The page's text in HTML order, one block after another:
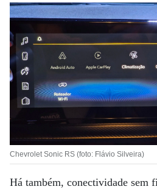
Chevrolet Sonic RS (foto: Flávio Silveira)
Há também, conectividade sem